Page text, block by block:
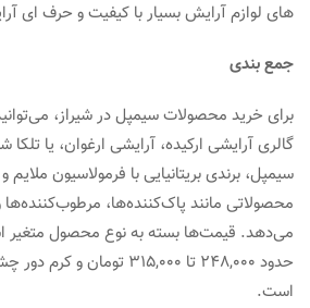
های لوازم آرایش بسیار با کیفیت و حرف ای
جمع بندی
برای خرید محصولات سیمپل در شیراز،
گالری آرایشی ارکیده، آرایشی ارغوان، یا تلکا
سیمپل، برندی بریتانیایی با فرمولاسیون
محصولاتی مانند پاک‌کننده‌ها،
می‌دهد. قیمت‌ها بسته به نوع محصول متغیر
است.